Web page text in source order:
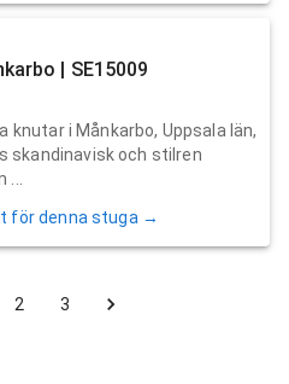
| SE15009
i Månkarbo, Uppsala län,
skandinavisk och stilren
för denna stuga →
2 3